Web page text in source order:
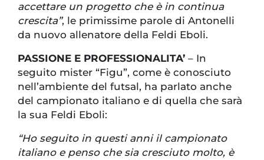
accettare un progetto che è in continua
crescita”, le primissime parole di Antonelli
da nuovo allenatore della Feldi Eboli.
PASSIONE E PROFESSIONALITA’ – In
seguito mister “Figu”, come è conosciuto
nell’ambiente del futsal, ha parlato anche
del campionato italiano e di quella che sarà
la sua Feldi Eboli:
“Ho seguito in questi anni il campionato
italiano e penso che sia cresciuto molto, è